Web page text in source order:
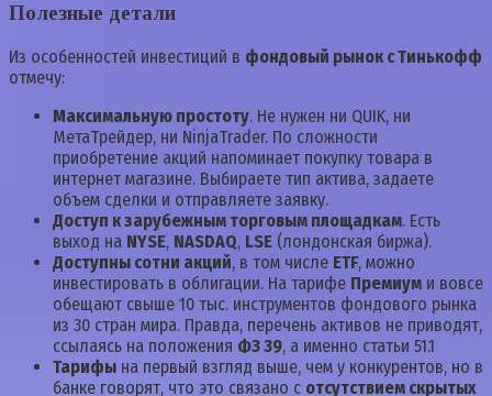
Полезные детали
Из особенностей инвестиций в фондовый рынок с Тинькофф
отмечу:
Максимальную простоту. Не нужен ни QUIK, ни
МетаТрейдер, ни NinjaTrader. По сложности
приобретение акций напоминает покупку товара в
интернет магазине. Выбираете тип актива, задаете
объем сделки и отправляете заявку.
Доступ к зарубежным торговым площадкам. Есть
выход на NYSE, NASDAQ, LSE (лондонская биржа).
Доступны сотни акций, в том числе ETF, можно
инвестировать в облигации. На тарифе Премиум и вовсе
обещают свыше 10 тыс. инструментов фондового рынка
из 30 стран мира. Правда, перечень активов не приводят,
ссылаясь на положения ФЗ 39, а именно статьи 51.1
Тарифы на первый взгляд выше, чем у конкурентов, но в
банке говорят, что это связано с отсутствием скрытых